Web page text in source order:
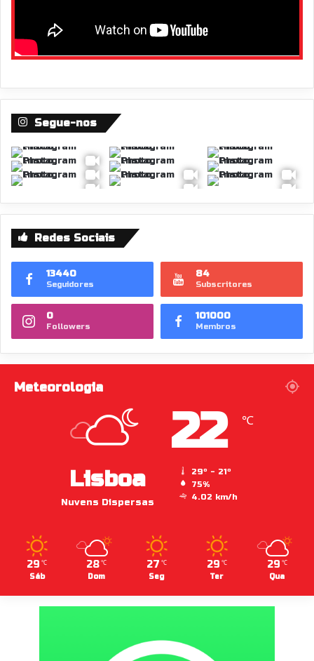
Segue-nos
Redes Sociais
13440
Seguidores
84
Subscritores
0
Followers
101000
Membros
Meteorologia
Lisboa
Nuvens Dispersas
22 ℃
29º - 21º
75%
4.02 km/h
29 ℃
Sáb
28 ℃
Dom
27 ℃
Seg
29 ℃
Ter
29 ℃
Qua